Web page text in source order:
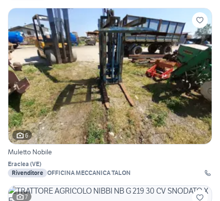
6
Muletto Nobile
Eraclea (VE)
Rivenditore OFFICINA MECCANICA TALON
7